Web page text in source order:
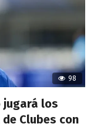
98
jugará los
Clubes con